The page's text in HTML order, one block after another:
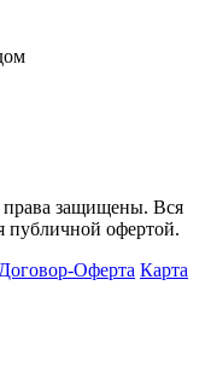
защищены. Вся
публичной офертой.
Договор-Оферта Карта